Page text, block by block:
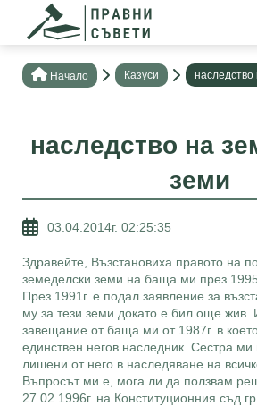
Нaчало Казуси
наследство на
земи
03.04.2014г. 02:25:35
Здравейте, Възстановиха правото на
земеделски земи на баща ми през
През 1991г. е подал заявление за
му за тези земи докато е бил още
завещание от баща ми от 1987г. в
единствен негов наследник. Сестра
лишени от него в наследяване на
Въпросът ми е, мога ли да ползвам
27.02.1996г. на Конституционния съд